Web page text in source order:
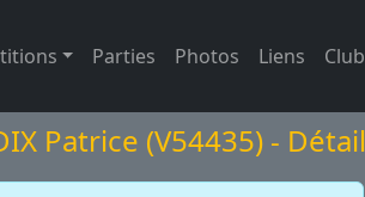
Parties Photos Liens Club
Patrice (V54435) - Détail